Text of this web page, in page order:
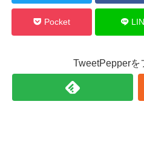
Pocket
TweetPepperを